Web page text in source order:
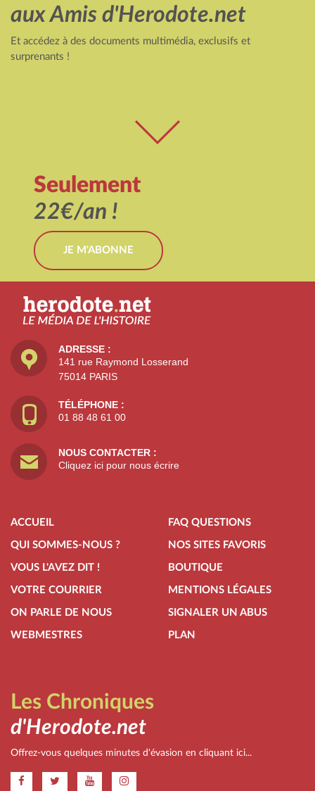
aux Amis d'Herodote.net
Et accédez à des documents multimédia, exclusifs et
surprenants !
Seulement
22€/an !
JE M'ABONNE
ADRESSE :
141 rue Raymond Losserand
75014 PARIS
TÉLÉPHONE :
01 88 48 61 00
NOUS CONTACTER :
Cliquez ici pour nous écrire
ACCUEIL
QUI SOMMES-NOUS ?
VOUS L'AVEZ DIT !
VOTRE COURRIER
ON PARLE DE NOUS
WEBMESTRES
FAQ QUESTIONS
NOS SITES FAVORIS
BOUTIQUE
MENTIONS LÉGALES
SIGNALER UN ABUS
PLAN
Les Chroniques
d'Herodote.net
Offrez-vous quelques minutes d'évasion en cliquant ici...